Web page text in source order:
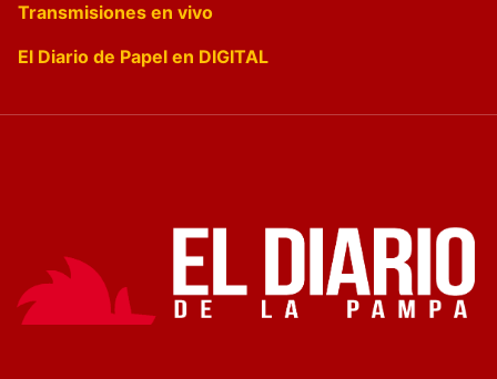
Transmisiones en vivo
El Diario de Papel en DIGITAL